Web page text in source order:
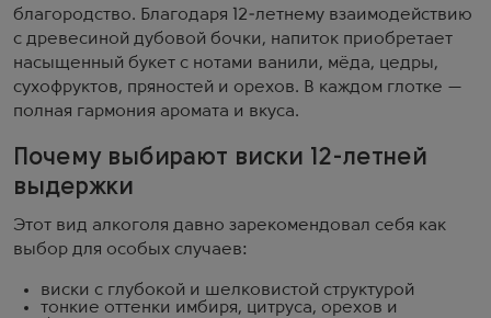
благородство. Благодаря 12-летнему взаимодействию
с древесиной дубовой бочки, напиток приобретает
насыщенный букет с нотами ванили, мёда, цедры,
сухофруктов, пряностей и орехов. В каждом глотке —
полная гармония аромата и вкуса.
Почему выбирают виски 12-летней
выдержки
Этот вид алкоголя давно зарекомендовал себя как
выбор для особых случаев:
виски с глубокой и шелковистой структурой
тонкие оттенки имбиря, цитруса, орехов и